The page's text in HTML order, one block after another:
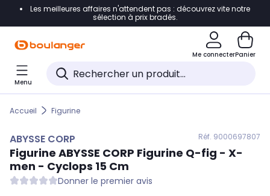
Accéder directement à la navigation
Accéder directement au pied de page
Accéder directement au chatbot
Les meilleures affaires n'attendent pas : découvrez vite notre
sélection à prix bradés.
Me connecterPanier
Menu
Accueil Figurine
ABYSSE CORP Réf. 9000697807
Figurine ABYSSE CORP Figurine Q-fig - X-
men - Cyclops 15 Cm
Donner le premier avis